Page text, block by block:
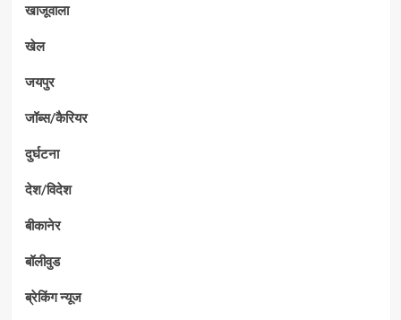
खाजूवाला
खेल
जयपुर
जॉब्स/कैरियर
दुर्घटना
देश/विदेश
बीकानेर
बॉलीवुड
ब्रेकिंग न्यूज